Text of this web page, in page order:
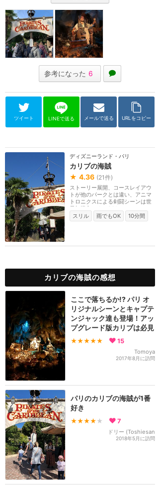
参考になった 6
ツイート LINEで送る メールで送る URLをコピー
ディズニーランド・パリ
カリブの海賊
★ 4.36 (21件)
ストーリー展開、コースレイアウ
トが他のパークとは違い、アニマ
トロニクスによる剣闘シーンは世
界初導入です。201...
スリル
雨でもOK 10分間
カリブの海賊の感想
ここで落ちるか!? パリ オ
リジナルシーンとキャプテ
ンジャック達も登場！アッ
プグレード版カリブは必見
★★★★★ 15
Tomoya
2017年8月に訪問
パリのカリブの海賊が1番
好き
★★★★ ★ 7
ドリー (Toshiesan
2018年5月に訪問